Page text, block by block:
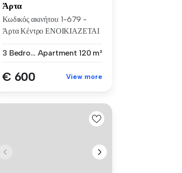
Άρτα
Κωδικός ακινήτου: 1-679 -
Άρτα Κέντρο ΕΝΟΙΚΙΑΖΕΤΑΙ
3 Bedrooms Apartment 120 m²
€ 600 View more